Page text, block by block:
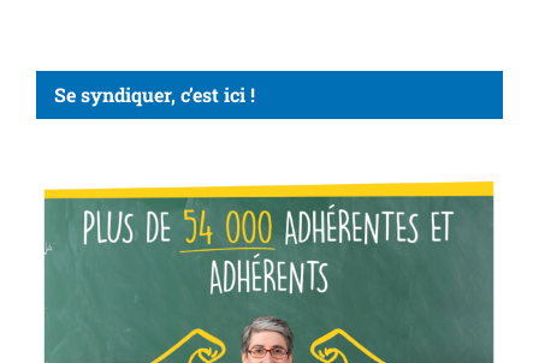
Se syndiquer, c’est ici !